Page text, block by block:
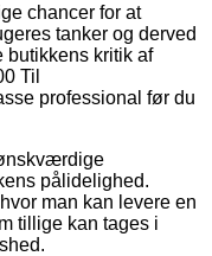
chancer for at
tanker og derved
butikkens kritik af
Til
professional før du
pålidelighed.
man kan levere en
tillige kan tages i